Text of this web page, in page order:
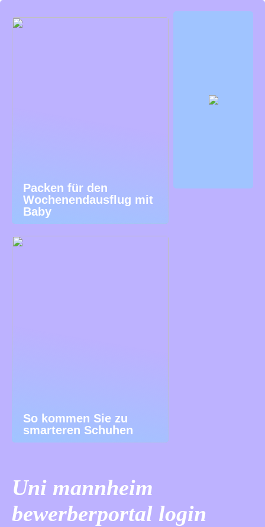
Packen für den
Wochenendausflug mit
Baby
So kommen Sie zu
smarteren Schuhen
Uni mannheim
bewerberportal login